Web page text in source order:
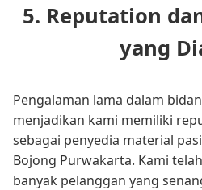
5. Reputation
yang
Pengalaman lama dalam
menjadikan kami memiliki
sebagai penyedia material
Bojong Purwakarta. Kami
banyak pelanggan yang